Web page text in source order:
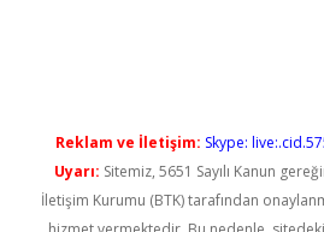
Reklam ve İletişim: Skype:
Uyarı: Sitemiz, 5651 Sayılı Kanun
İletişim Kurumu (BTK) tarafından